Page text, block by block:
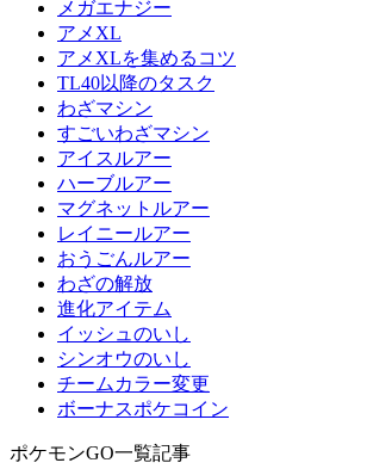
メガエナジー
アメXL
アメXLを集めるコツ
TL40以降のタスク
わざマシン
すごいわざマシン
アイスルアー
ハーブルアー
マグネットルアー
レイニールアー
おうごんルアー
わざの解放
進化アイテム
イッシュのいし
シンオウのいし
チームカラー変更
ボーナスポケコイン
ポケモンGO一覧記事